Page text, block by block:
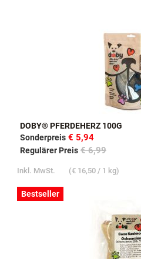
DOBY® PFERDEHERZ 100G
Sonderpreis € 5,94
Regulärer Preis € 6,99
Inkl. MwSt. (€ 16,50 / 1 kg)
Bestseller